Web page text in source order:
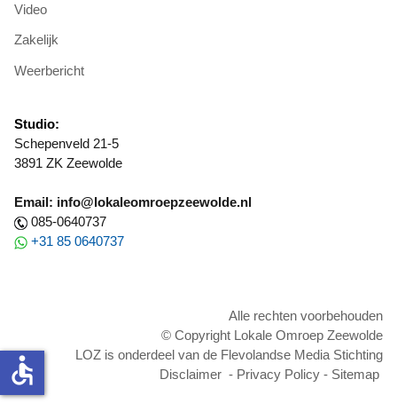
Video
Zakelijk
Weerbericht
Studio:
Schepenveld 21-5
3891 ZK Zeewolde
Email: info@lokaleomroepzeewolde.nl
085-0640737
+31 85 0640737
Alle rechten voorbehouden
© Copyright Lokale Omroep Zeewolde
LOZ is onderdeel van de Flevolandse Media Stichting
Disclaimer - Privacy Policy - Sitemap
accessible